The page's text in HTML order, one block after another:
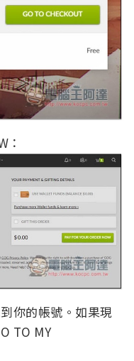
：
你的帳號。如果現
TO MY